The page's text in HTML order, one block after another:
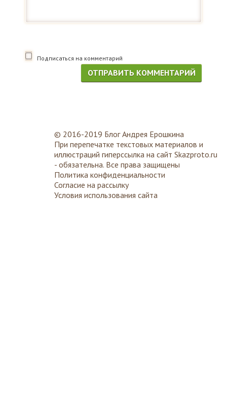
Подписаться на комментарий
© 2016-2019 Блог Андрея Ерошкина
При перепечатке текстовых материалов и
иллюстраций гиперссылка на сайт Skazproto.ru
- обязательна. Все права защищены
Политика конфиденциальности
Согласие на рассылку
Условия использования сайта